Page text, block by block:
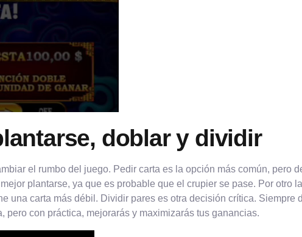
doblar y dividir
el rumbo del juego. Pedir carta es la opción más común, pero
plantarse, ya que es probable que el crupier se pase. Por otro
una carta más débil. Dividir pares es otra decisión crítica. Siempre
con práctica, mejorarás y maximizarás tus ganancias.